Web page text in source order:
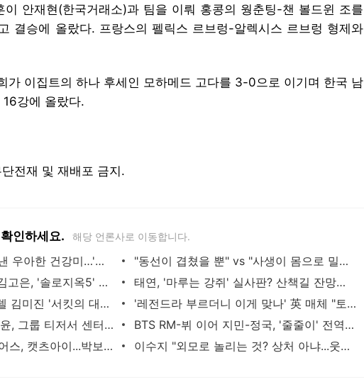
이 안재현(한국거래소)과 팀을 이뤄 홍콩의 웡춘팅-챈 볼드윈 조를
결승에 올랐다. 프랑스의 펠릭스 르브렁-알렉시스 르브렁 형제와
가 이집트의 하나 후세인 모하메드 고다를 3-0으로 이기며 한국 남
강에 올랐다.
전재 및 재배포 금지.
인하세요. 해당 언론사로 이동합니다.
수지, 발레복 입고 뽐낸 우아한 건강미…'같이 운동하고 싶은 女스타 1위' - MHN / 엠에이치앤
"동선이 겹쳤을 뿐" vs "사생이 몸으로 밀쳤다"...하츠투하츠 '과잉 경호' 진실공방 - MHN / 엠에이치
'지드래곤과 열애설' 김고은, '솔로지옥5' 나오나...넷플릭스 측 "확인 불가" - MHN / 엠에이치앤
태연, '마루는 강쥐' 실사판? 산책길 잔망스러운 '장꾸룩' - MHN / 엠에이치앤
[mhn포토] 레이싱모델 김미진 '서킷의 대표 베이글' - MHN / 엠에이치앤
'레전드라 부르더니 이게 맞나' 英 매체 "토트넘, 손흥민 사우디 매각 고려" - MHN / 엠에이치앤
'신세계 회장 딸' 문서윤, 그룹 티저서 센터 차지...올데이 프로젝트 베일 벗었다 - MHN / 엠에이치
BTS RM-뷔 이어 지민-정국, '줄줄이' 전역..."앞으로 더 좋은 모습 보여드리겠다" - MHN / 엠에이치앤
데이식스 영케이→투어스, 캣츠아이...박보검X김소현 '굿보이', OST 라인업도 '화려' - MHN / 엠에이
이수지 "외모로 놀리는 것? 상처 아냐...웃기다는 말, 가장 좋은 칭찬" [mhn★인터뷰①] - MHN / 엠에